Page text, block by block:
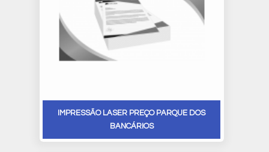
IMPRESSÃO LASER PREÇO PARQUE DOS
BANCÁRIOS